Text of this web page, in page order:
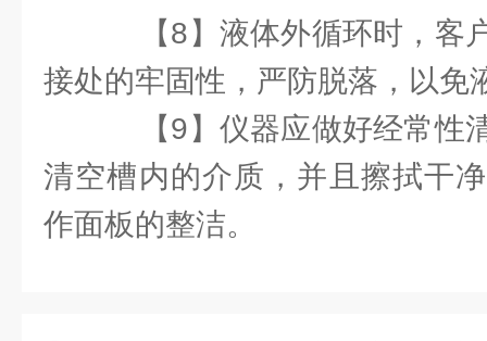
【8】液体外循环时，客
接处的牢固性，严防脱落，以免
【9】仪器应做好经常性
清空槽内的介质，并且擦拭干
作面板的整洁。